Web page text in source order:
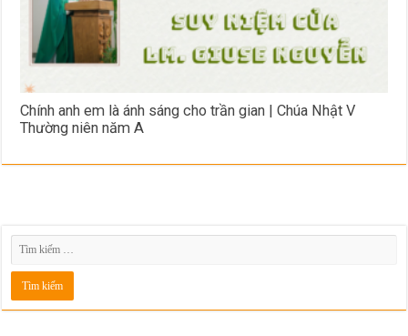
Chính anh em là ánh sáng cho trần gian | Chúa Nhật V
Thường niên năm A